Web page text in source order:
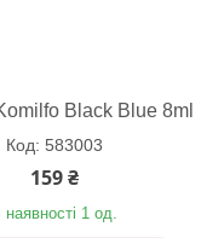
Black Blue 8ml
583003
159 ₴
наявності 1 од.